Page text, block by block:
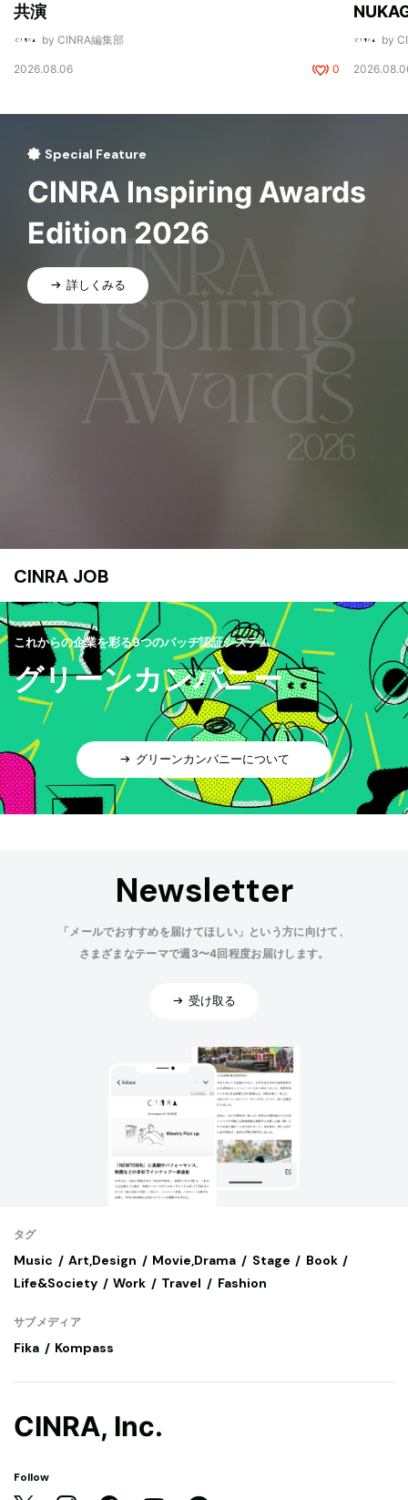
共演
by CINRA編集部
2026.08.06 0
by
Special Feature
CINRA Inspiring Awards
Edition 2026
詳しくみる
CINRA JOB
これからの企業を彩る9つのバッヂ認証システム
グリーンカンパニー
グリーンカンパニーについて
Newsletter
「メールでおすすめを届けてほしい」という方に向けて、
さまざまなテーマで週3〜4回程度お届けします。
受け取る
タグ
Music Art,Design Movie,Drama Stage
Book
Life&Society
Work Travel Fashion
サブメディア
Fika Kompass
CINRA, Inc.
Follow